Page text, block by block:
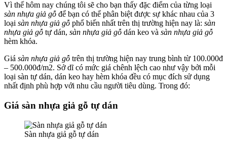
Vì thế hôm nay chúng tôi sẽ cho bạn thấy đặc điểm của từng loại
sàn nhựa giả gỗ để bạn có thể phân biệt được sự khác nhau của 3
loại sàn nhựa giả gỗ phổ biến nhất trên thị trường hiện nay là: sàn
nhựa giả gỗ tự dán, sàn nhựa giả gỗ dán keo và sàn nhựa giả gỗ
hèm khóa.
Giá sàn nhựa giả gỗ trên thị trường hiện nay trung bình từ 100.000đ
– 500.000đ/m2. Sở dĩ có mức giá chênh lệch cao như vậy bởi mỗi
loại sàn tự dán, dán keo hay hèm khóa đều có mục đích sử dụng
nhất định phù hợp với nhu cầu người tiêu dùng. Trong đó:
Giá sàn nhựa giả gỗ tự dán
Sàn nhựa giả gỗ tự dán